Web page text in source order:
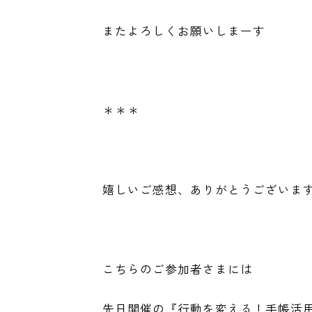
またよろしくお願いしまーす
＊＊＊
嬉しいご感想、ありがとうございま
こちらのご参加者さまには
先日開催の『行動を変える！手帳活